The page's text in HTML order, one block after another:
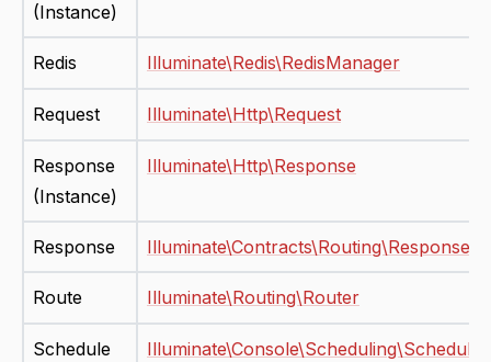
(Instance)
Redis Illuminate\Redis\RedisManager
Request Illuminate\Http\Request
Response
(Instance)
Illuminate\Http\Response
Response
Route Illuminate\Routing\Router
Schedule Illuminate\Console\Scheduling\Schedule